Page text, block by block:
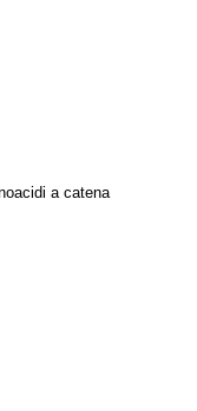
a catena